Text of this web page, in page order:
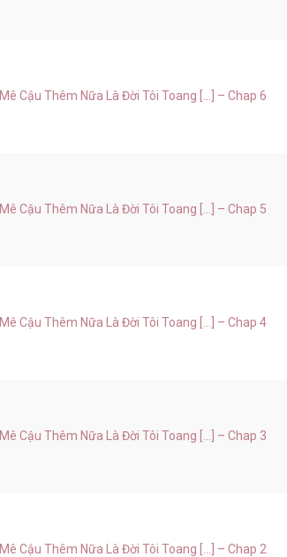
Mê Cậu Thêm Nữa Là Đời Tôi Toang [...] – Chap 6
Mê Cậu Thêm Nữa Là Đời Tôi Toang [...] – Chap 5
Mê Cậu Thêm Nữa Là Đời Tôi Toang [...] – Chap 4
Mê Cậu Thêm Nữa Là Đời Tôi Toang [...] – Chap 3
Mê Cậu Thêm Nữa Là Đời Tôi Toang [...] – Chap 2